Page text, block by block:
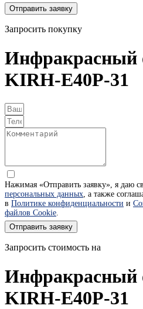
Отправить заявку
Запросить покупку
Инфракрасный
KIRH-E40P-31
Нажимая «Отправить заявку», я даю
персональных данных, а также
в Политике конфиденциальности и
файлов Cookie.
Отправить заявку
Запросить стоимость на
Инфракрасный
KIRH-E40P-31